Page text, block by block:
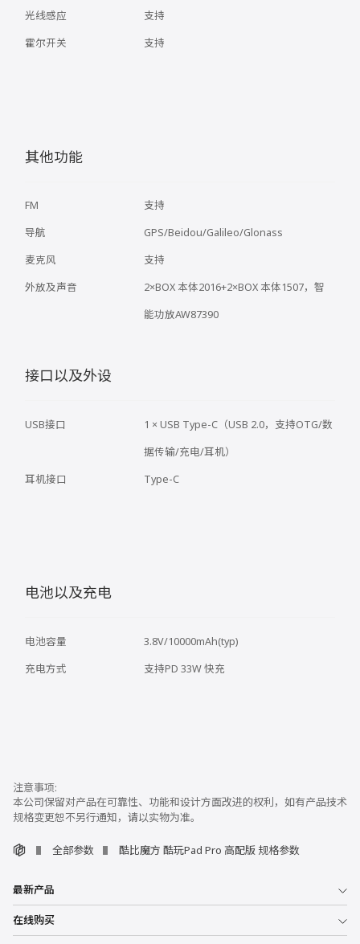
光线感应
霍尔开关
支持
支持
其他功能
FM
导航
麦克风
外放及声音
支持
GPS/Beidou/Galileo/Glonass
支持
2×BOX 本体2016+2×BOX 本体1507，智
能功放AW87390
接口以及外设
USB接口
耳机接口
1 × USB Type-C（USB 2.0，支持OTG/数
据传输/充电/耳机）
Type-C
电池以及充电
电池容量
充电方式
3.8V/10000mAh(typ)
支持PD 33W 快充
本公司保留对产品在可靠性、功能和设计方面改进的权利，如有产品技术
规格变更恕不另行通知，请以实物为准。
全部参数 酷比魔方 酷玩Pad Pro 高配版 规格参数
最新产品
在线购买